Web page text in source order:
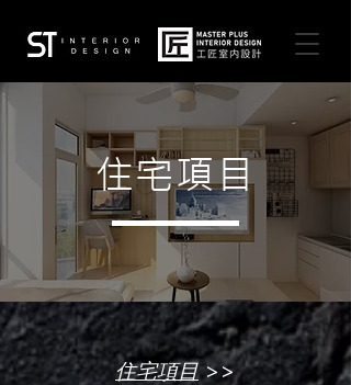
住宅項目
住宅項目>>